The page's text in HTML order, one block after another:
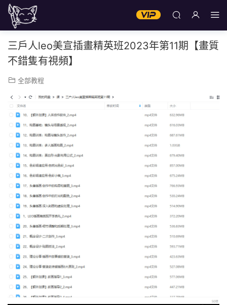
三戶人leo美宣插畫精英班2023年第11期【畫質
不錯隻有視頻】
全部教程